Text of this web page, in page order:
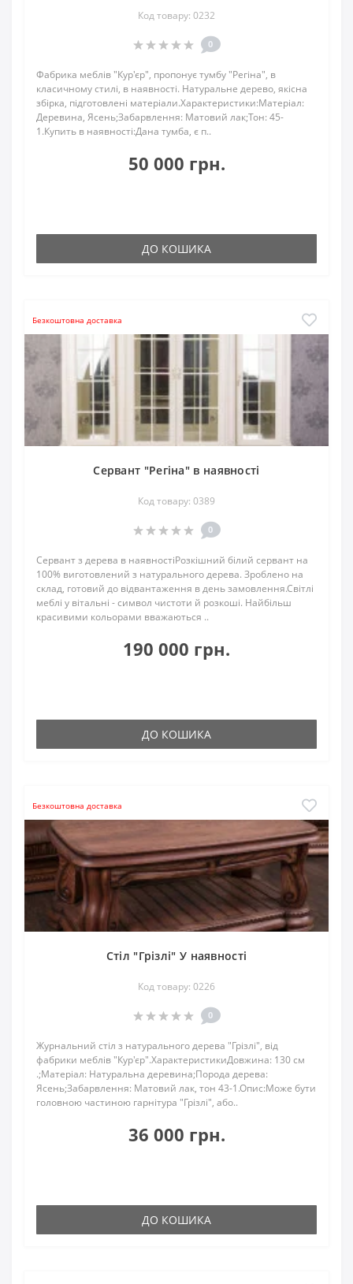
Код товару: 0232
0
Фабрика меблів "Кур'єр", пропонує тумбу "Регіна", в
класичному стилі, в наявності. Натуральне дерево, якісна
збірка, підготовлені матеріали.Характеристики:Матеріал:
Деревина, Ясень;Забарвлення: Матовий лак;Тон: 45-
1.Купить в наявності:Дана тумба, є п..
50 000 грн.
ДО КОШИКА
Безкоштовна доставка
Сервант "Регіна" в наявності
Код товару: 0389
0
Сервант з дерева в наявностіРозкішний білий сервант на
100% виготовлений з натурального дерева. Зроблено на
склад, готовий до відвантаження в день замовлення.Світлі
меблі у вітальні - символ чистоти й розкоші. Найбільш
красивими кольорами вважаються ..
190 000 грн.
ДО КОШИКА
Безкоштовна доставка
Стіл "Грізлі" У наявності
Код товару: 0226
0
Журнальний стіл з натурального дерева "Грізлі", від
фабрики меблів "Кур'єр".ХарактеристикиДовжина: 130 см
.;Матеріал: Натуральна деревина;Порода дерева:
Ясень;Забарвлення: Матовий лак, тон 43-1.Опис:Може бути
головною частиною гарнітура "Грізлі", або..
36 000 грн.
ДО КОШИКА